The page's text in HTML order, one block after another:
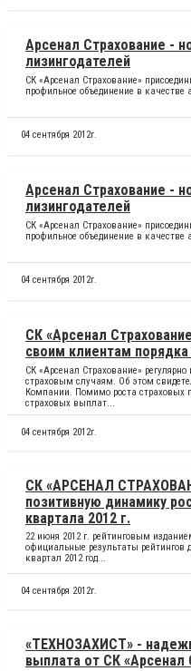
Арсенал Страхование -
лизингодателей
СК «Арсенал Страхование»
профильное объединение в качестве
04 сентября 2012г.
Арсенал Страхование -
лизингодателей
СК «Арсенал Страхование»
профильное объединение в качестве
04 сентября 2012г.
СК «Арсенал
своим клиентам
СК «Арсенал Страхование»
страховым случаям. Об этом
Компании. Помимо роста
страховых выплат...
04 сентября 2012г.
СК «АРСЕНАЛ
позитивную динамику
квартала 2012 г.
22 июня 2012 г. рейтинговым
официальные результаты рейтингов
квартал 2012 год...
04 сентября 2012г.
«ТЕХНОЗАХИСТ» -
выплата от СК «Арсенал